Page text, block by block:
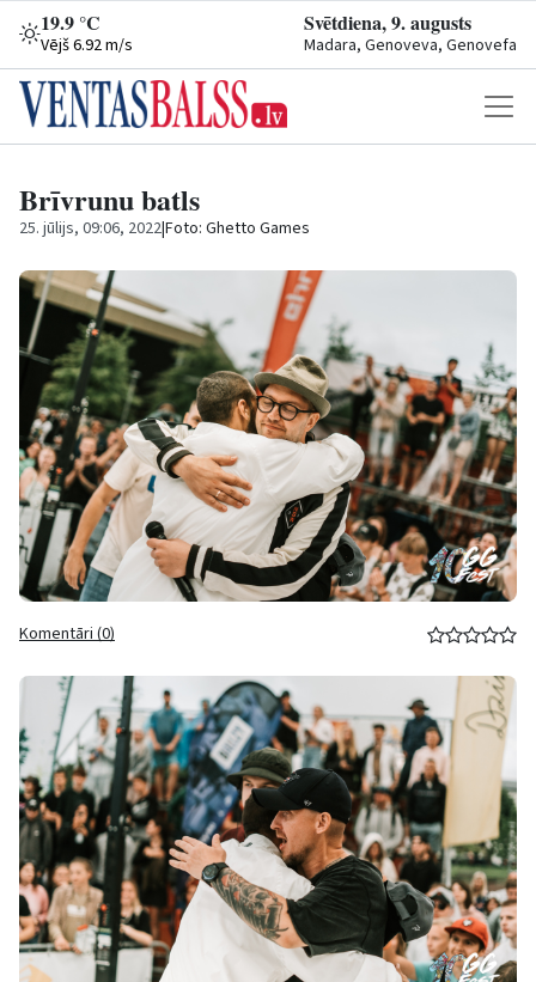
19.9 °C
Vējš 6.92 m/s
Svētdiena, 9. augusts
Madara, Genoveva, Genovefa
Brīvrunu batls
25. jūlijs, 09:06, 2022|Foto: Ghetto Games
Komentāri (0)